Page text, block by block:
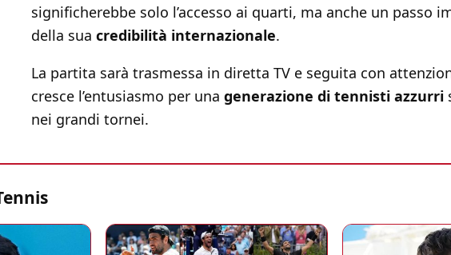
significherebbe solo l’accesso ai quarti, ma anche un passo
della sua credibilità internazionale.
La partita sarà trasmessa in diretta TV e seguita con
cresce l’entusiasmo per una generazione di tennisti azzurri
nei grandi tornei.